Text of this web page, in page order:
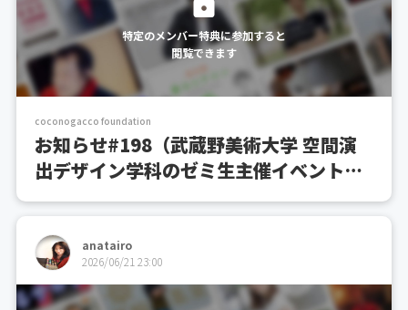
特定のメンバー特典に参加すると
閲覧できます
coconogacco foundation
お知らせ#198（武蔵野美術大学 空間演
出デザイン学科のゼミ生主催イベントの
お知らせ）
anatairo
2026/06/21 23:00